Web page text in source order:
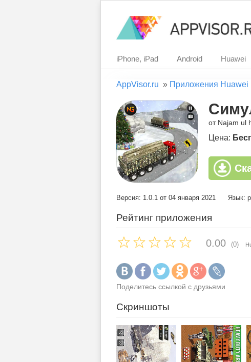
iPhone, iPad Android Huawei
AppVisor.ru » Приложения Huawei
от Najam ul
Цена:
Версия: 1.0.1 от 04 января 2021 Язык:
Рейтинг приложения
0.00 (0)
Поделитесь ссылкой с друзьями
Скриншоты